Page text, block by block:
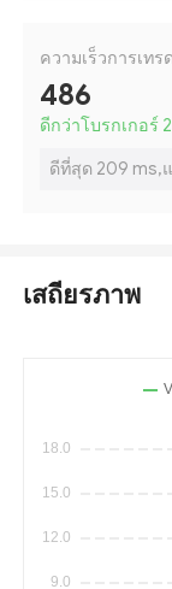
ความเร็วการเทร
486
ดีกว่าโบรกเกอร์
ดีที่สุด 209 ms,
เสถียรภาพ